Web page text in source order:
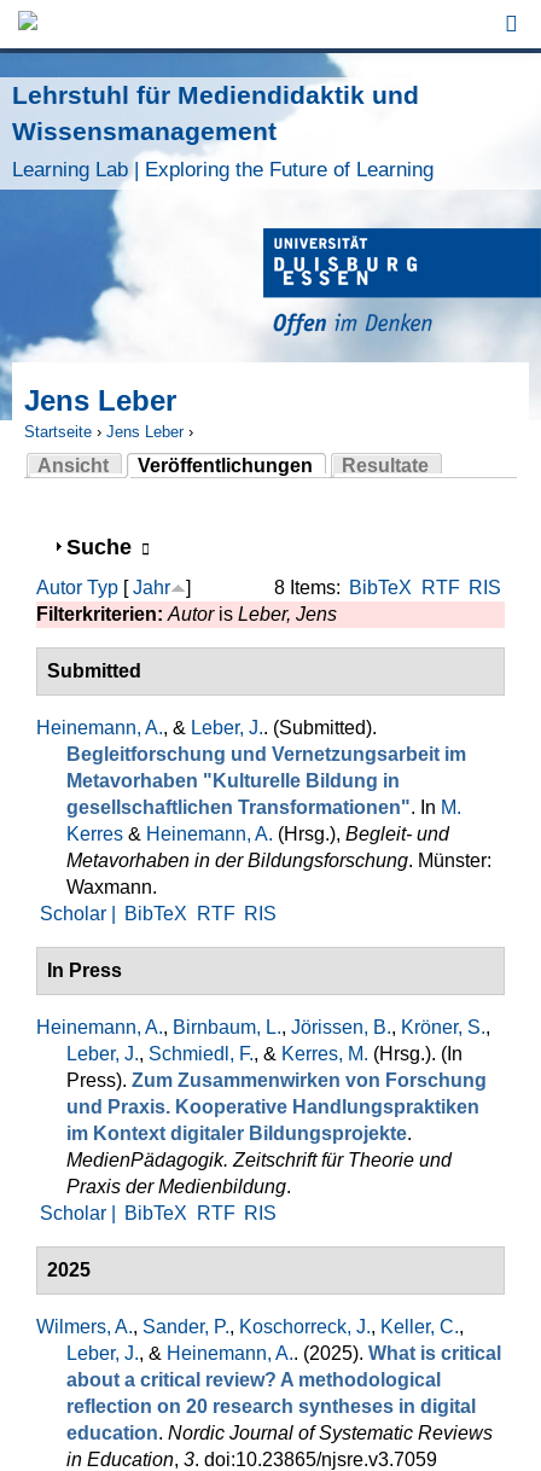
Jump to Navigation
Lehrstuhl für Mediendidaktik und
Wissensmanagement
Learning Lab | Exploring the Future of Learning
Jens Leber
Sie sind hier
Startseite › Jens Leber›
Ansicht
Veröffentlichungen
(aktiver Reiter)
Resultate
Anzeigen
Suche
8 Items: BibTeX RTF RIS
Autor Typ [Jahr
]
Filterkriterien: Autoris Leber, Jens
Submitted
Heinemann, A., & Leber, J.. (Submitted).
Begleitforschung und Vernetzungsarbeit im
Metavorhaben "Kulturelle Bildung in
gesellschaftlichen Transformationen". In M.
Kerres & Heinemann, A. (Hrsg.), Begleit- und
Metavorhaben in der Bildungsforschung. Münster:
Waxmann.
Scholar |
BibTeX RTF RIS
In Press
Heinemann, A., Birnbaum, L., Jörissen, B., Kröner, S.,
Leber, J., Schmiedl, F., & Kerres, M. (Hrsg.). (In
Press). Zum Zusammenwirken von Forschung
und Praxis. Kooperative Handlungspraktiken
im Kontext digitaler Bildungsprojekte.
MedienPädagogik. Zeitschrift für Theorie und
Praxis der Medienbildung.
Scholar |
BibTeX RTF RIS
2025
Wilmers, A., Sander, P., Koschorreck, J., Keller, C.,
Leber, J., & Heinemann, A.. (2025). What is critical
about a critical review? A methodological
reflection on 20 research syntheses in digital
education. Nordic Journal of Systematic Reviews
in Education, 3. doi:10.23865/njsre.v3.7059